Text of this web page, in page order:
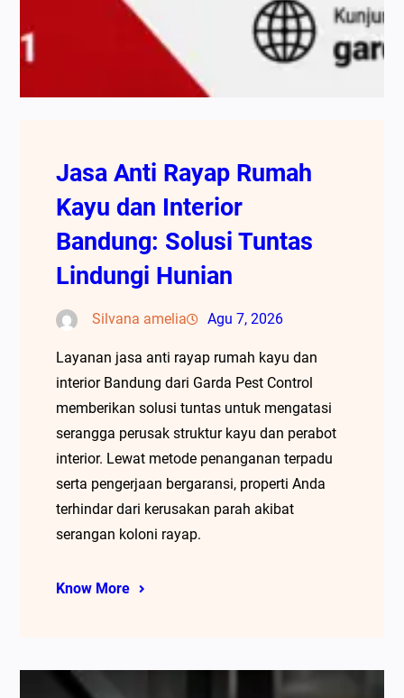
Jasa Anti Rayap Rumah
Kayu dan Interior
Bandung: Solusi Tuntas
Lindungi Hunian
Silvana amelia Agu 7, 2026
Layanan jasa anti rayap rumah kayu dan
interior Bandung dari Garda Pest Control
memberikan solusi tuntas untuk mengatasi
serangga perusak struktur kayu dan perabot
interior. Lewat metode penanganan terpadu
serta pengerjaan bergaransi, properti Anda
terhindar dari kerusakan parah akibat
serangan koloni rayap.
Know More